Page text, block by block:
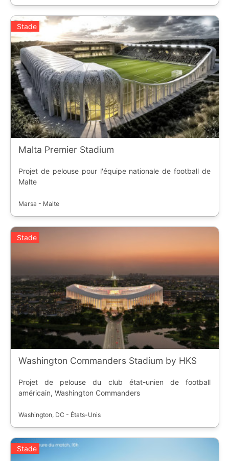
Stade
Malta Premier Stadium
Projet de pelouse pour l'équipe nationale de football de
Malte
Marsa - Malte
Stade
Washington Commanders Stadium by HKS
Projet de pelouse du club état-unien de football
américain, Washington Commanders
Washington, DC - États-Unis
Stade